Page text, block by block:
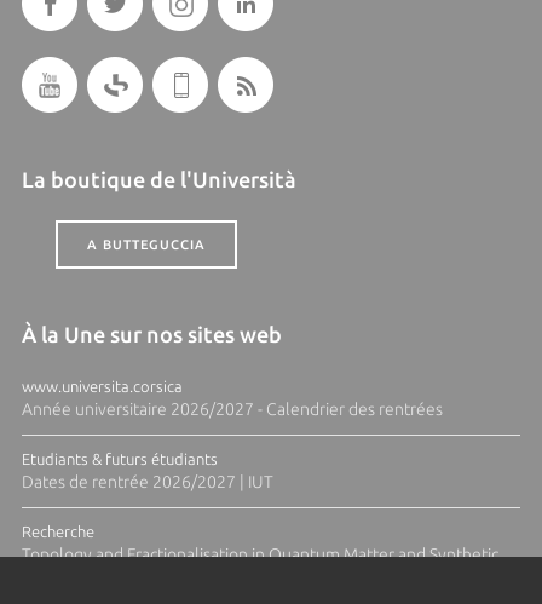
La boutique de l'Università
A BUTTEGUCCIA
À la Une sur nos sites web
www.universita.corsica
Année universitaire 2026/2027 - Calendrier des rentrées
Etudiants & futurs étudiants
Dates de rentrée 2026/2027 | IUT
Recherche
Topology and Fractionalisation in Quantum Matter and Synthetic